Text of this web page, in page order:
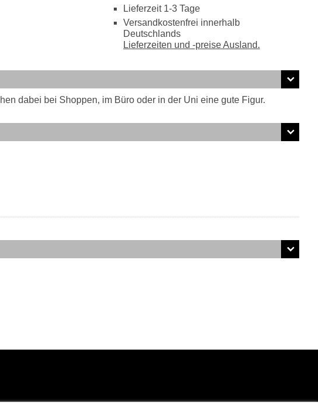
Lieferzeit 1-3 Tage
Versandkostenfrei innerhalb
Deutschlands
Lieferzeiten und -preise Ausland.
dabei bei Shoppen, im Büro oder in der Uni eine gute Figur.